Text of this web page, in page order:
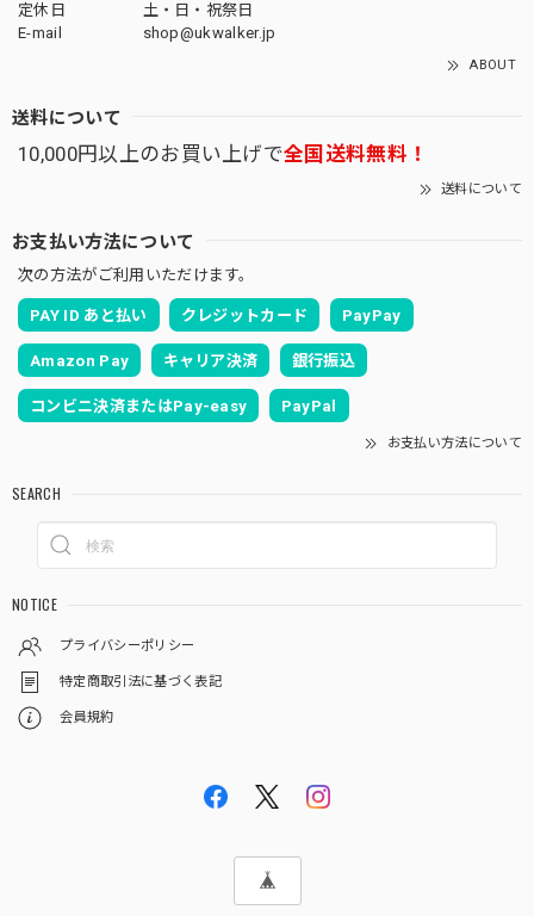
定休日
土・日・祝祭日
E-mail
shop@ukwalker.jp
ABOUT
送料について
10,000円以上のお買い上げで全国送料無料！
送料について
お支払い方法について
次の方法がご利用いただけます。
PAY ID あと払い クレジットカード PayPay
Amazon Pay キャリア決済 銀行振込
コンビニ決済またはPay-easy PayPal
お支払い方法について
SEARCH
NOTICE
プライバシーポリシー
特定商取引法に基づく表記
会員規約